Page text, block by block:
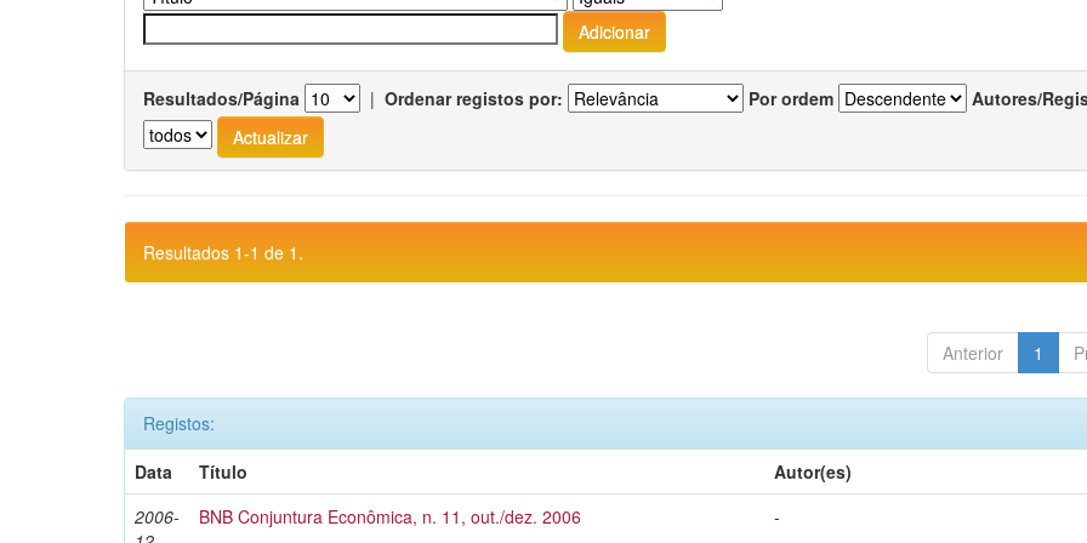
Resultados/Página | Ordenar registos por: Por ordem Autores/
Resultados 1-1 de 1.
Anterior 1
Registos:
Data
Título
Autor(es)
2006-
BNB Conjuntura Econômica, n. 11, out./dez. 2006 -